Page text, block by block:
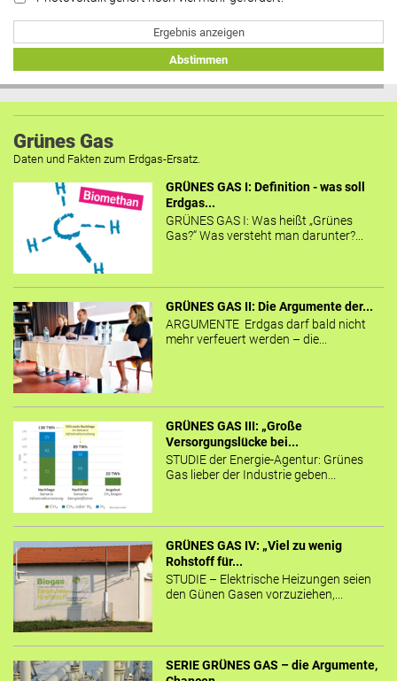
Ergebnis anzeigen
Abstimmen
Grünes Gas
Daten und Fakten zum Erdgas-Ersatz.
GRÜNES GAS I: Definition - was soll
Erdgas...
GRÜNES GAS I: Was heißt „Grünes
Gas?“ Was versteht man darunter?...
GRÜNES GAS II: Die Argumente der...
ARGUMENTE Erdgas darf bald nicht
mehr verfeuert werden – die...
GRÜNES GAS III: „Große
Versorgungslücke bei...
STUDIE der Energie-Agentur: Grünes
Gas lieber der Industrie geben...
GRÜNES GAS IV: „Viel zu wenig
Rohstoff für...
STUDIE – Elektrische Heizungen seien
den Günen Gasen vorzuziehen,...
SERIE GRÜNES GAS – die Argumente,